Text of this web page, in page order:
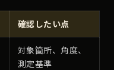
確認したい点
対象箇所、角度、
測定基準